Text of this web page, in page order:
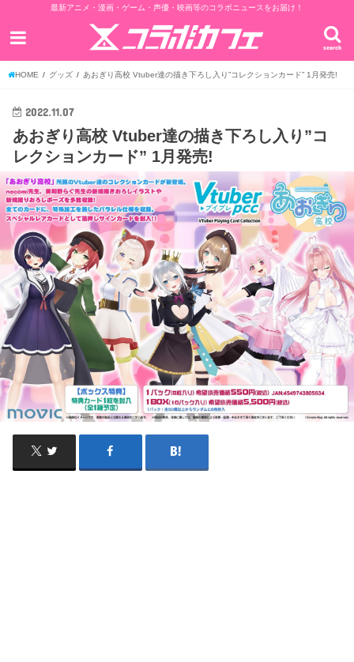
最新アニメ・漫画・ゲーム・声優・映画等のコラボニュースをお届け！
search
HOME グッズ あおぎり高校 Vtuber達の描き下ろし入り”コレクションカード” 1月発売!
2022.11.07
あおぎり高校 Vtuber達の描き下ろし入り”コ
レクションカード” 1月発売!